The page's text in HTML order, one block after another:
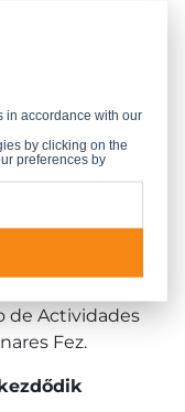
nemzetközi
az alvite-i Tolo
létrehozott
Cargaleiro
található
Gallery
de Actividades
Fez.
in accordance with our
by clicking on the
preferences by